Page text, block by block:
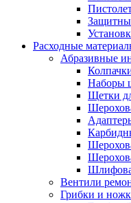
Расходные
Абразивные
Наборы
Щетки
Вентили
Грибки и